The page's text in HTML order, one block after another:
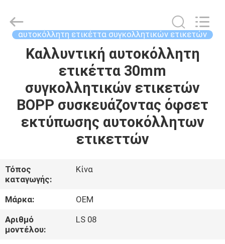
ΣΠΊΤΙ
ΠΡΟΪΌΝΤΑ
ΠΕΡΊΠΟΥ
ΓΎΡΟΣ
ΕΡΓΟΣΤΑΣΊΩΝ
ΠΟΙΟΤΙΚΌΣ
ΈΛΕΓΧΟΣ
CO.,LTD.
Rights
Reserved.
αυτοκόλλητη ετικέττα συγκολλητικών ετικετών
Καλλυντική αυτοκόλλητη
ετικέττα 30mm
συγκολλητικών ετικετών
BOPP συσκευάζοντας όφσετ
εκτύπωσης αυτοκόλλητων
ετικεττών
Τόπος
καταγωγής:
Κίνα
Μάρκα:
OEM
Αριθμό
μοντέλου:
LS 08